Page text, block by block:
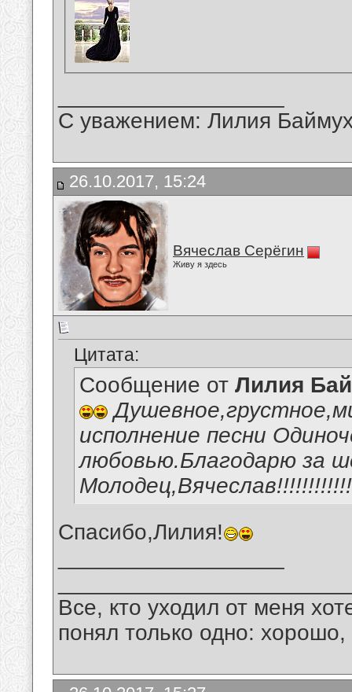
С уважением: Лилия
26.10.2017, 15:24
Вячеслав Серёгин
Живу я здесь
Цитата:
Сообщение от Лилия
исполнение песни
любовью.Благодарю за
Спасибо,Лилия!
Все, кто уходил от меня
понял только одно: